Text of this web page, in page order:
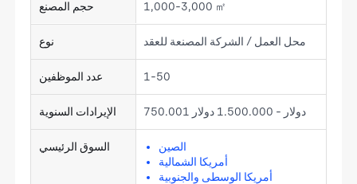
حجم المصنع 1,000-3,000 ㎡
نوع محل العمل / الشركة المصنعة للعقد
عدد الموظفين 1-50
الإيرادات السنوية 750.001 دولار - 1.500.000 دولار
السوق الرئيسي
الصين
أمريكا الشمالية
أمريكا الوسطى والجنوبية